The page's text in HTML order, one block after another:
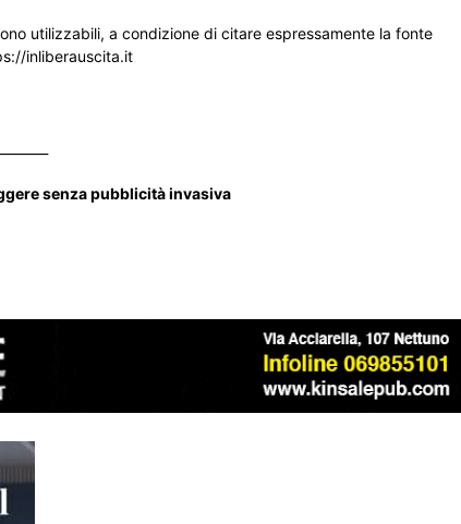
utilizzabili, a condizione di citare espressamente la fonte
inliberauscita.it
senza pubblicità invasiva